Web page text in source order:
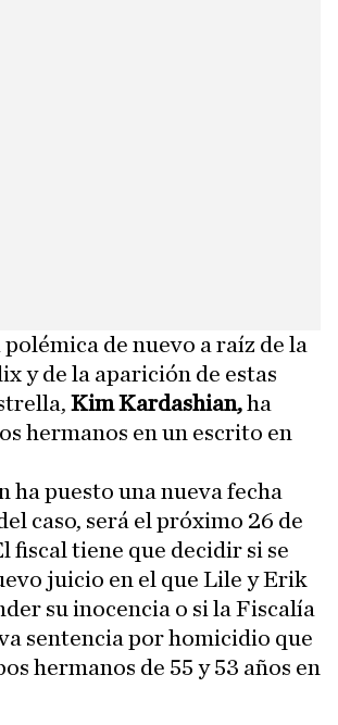
de nuevo a raíz de la
y de la aparición de estas
Kim Kardashian,ha
hermanos en un escrito en
ha puesto una nueva fecha
caso, será el próximo 26 de
fiscal tiene que decidir si se
juicio en el que Lile y Erik
su inocencia o si la Fiscalía
sentencia por homicidio que
hermanos de 55 y 53 años en